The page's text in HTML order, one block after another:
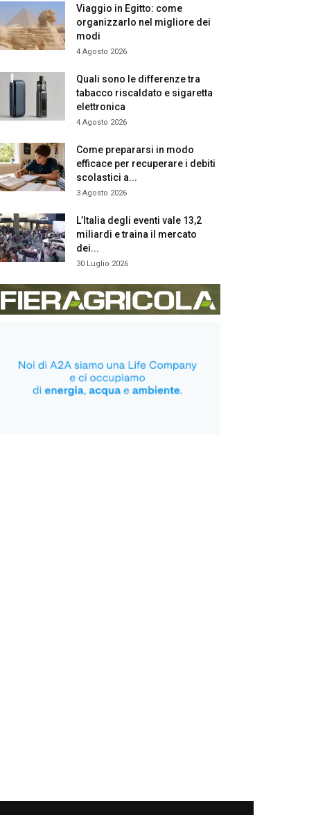
Viaggio in Egitto: come
organizzarlo nel migliore dei
modi
4 Agosto 2026
Quali sono le differenze tra
tabacco riscaldato e sigaretta
elettronica
4 Agosto 2026
Come prepararsi in modo
efficace per recuperare i debiti
scolastici a...
3 Agosto 2026
L’Italia degli eventi vale 13,2
miliardi e traina il mercato
dei...
30 Luglio 2026